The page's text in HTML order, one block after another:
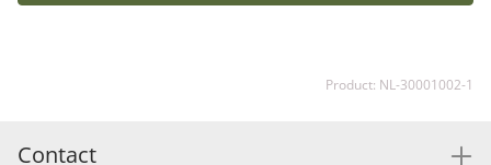
Product: NL-30001002-1
Contact